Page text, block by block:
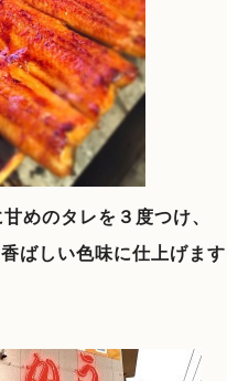
めのタレを３度つけ、
ばしい色味に仕上げます